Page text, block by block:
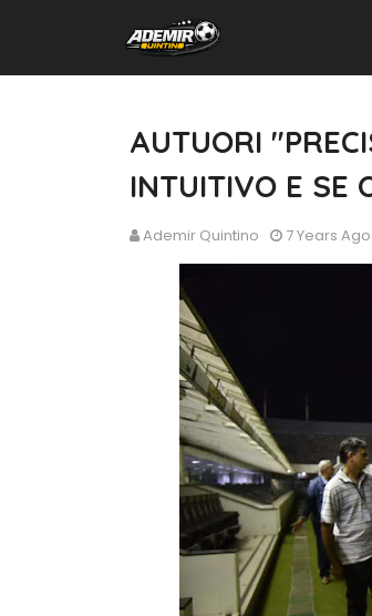
AUTUORI
INTUITIVO E SE
Ademir Quintino 7 Years Ago